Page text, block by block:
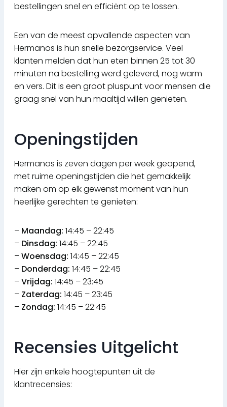
bestellingen snel en efficiënt op te lossen.
Een van de meest opvallende aspecten van
Hermanos is hun snelle bezorgservice. Veel
klanten melden dat hun eten binnen 25 tot 30
minuten na bestelling werd geleverd, nog warm
en vers. Dit is een groot pluspunt voor mensen die
graag snel van hun maaltijd willen genieten.
Openingstijden
Hermanos is zeven dagen per week geopend,
met ruime openingstijden die het gemakkelijk
maken om op elk gewenst moment van hun
heerlijke gerechten te genieten:
– Maandag: 14:45 – 22:45
– Dinsdag: 14:45 – 22:45
–Woensdag: 14:45 – 22:45
– Donderdag: 14:45 – 22:45
–Vrijdag: 14:45 – 23:45
– Zaterdag: 14:45 – 23:45
– Zondag: 14:45 – 22:45
Recensies Uitgelicht
Hier zijn enkele hoogtepunten uit de
klantrecensies: